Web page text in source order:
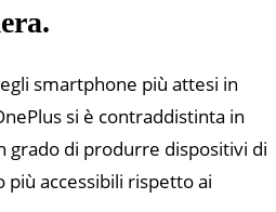
smartphone più attesi in
si è contraddistinta in
grado di produrre dispositivi di
più accessibili rispetto ai